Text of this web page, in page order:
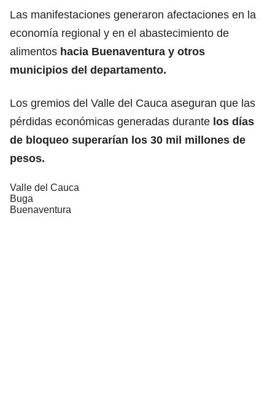
Las manifestaciones generaron afectaciones en la
economía regional y en el abastecimiento de
alimentos hacia Buenaventura y otros
municipios del departamento.
Los gremios del Valle del Cauca aseguran que las
pérdidas económicas generadas durante los días
de bloqueo superarían los 30 mil millones de
pesos.
Valle del Cauca
Buga
Buenaventura